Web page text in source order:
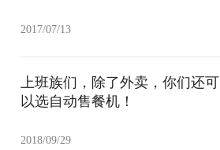
2017/07/13
上班族们，除了外卖，你们还可
以选自动售餐机！
2018/09/29